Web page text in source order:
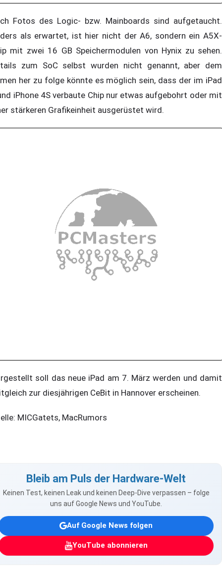
Fotos des Logic- bzw. Mainboards sind aufgetaucht.
als erwartet, ist hier nicht der A6, sondern ein A5X-
mit zwei 16 GB Speichermodulen von Hynix zu sehen.
zum SoC selbst wurden nicht genannt, aber dem
her zu folge könnte es möglich sein, dass der im iPad
iPhone 4S verbaute Chip nur etwas aufgebohrt oder mit
stärkeren Grafikeinheit ausgerüstet wird.
soll das neue iPad am 7. März werden und damit
zur diesjährigen CeBit in Hannover erscheinen.
MICGatets, MacRumors
Bleib am Puls der Hardware-Welt
Keinen Test, keinen Leak und keinen Deep-Dive verpassen – folge
uns auf Google News und YouTube.
Auf Google News folgen
YouTube abonnieren